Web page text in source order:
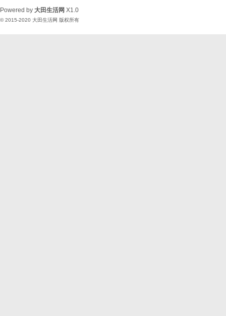
Powered by 大田生活网 X1.0
© 2015-2020 大田生活网 版权所有